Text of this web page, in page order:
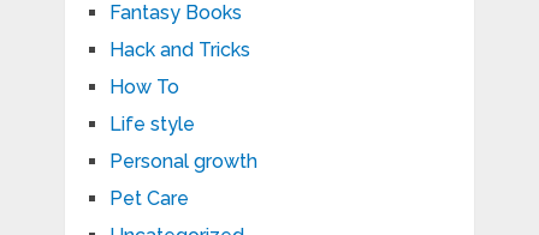
Fantasy Books
Hack and Tricks
How To
Life style
Personal growth
Pet Care